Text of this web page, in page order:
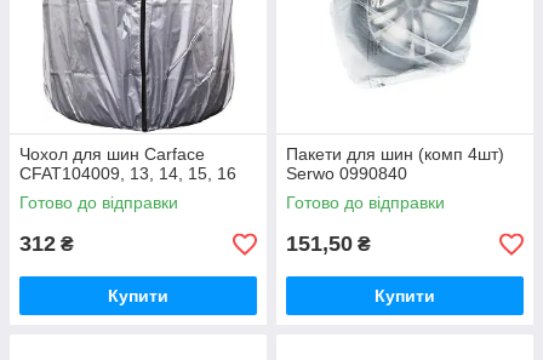
Чохол для шин Carface
CFAT104009, 13, 14, 15, 16
Готово до відправки
312 ₴
Купити
Пакети для шин (комп 4шт)
Serwo 0990840
Готово до відправки
151,50 ₴
Купити